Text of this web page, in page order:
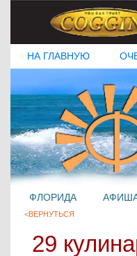
НА ГЛАВНУЮ
ФЛОРИДА
<ВЕРНУТЬСЯ
29